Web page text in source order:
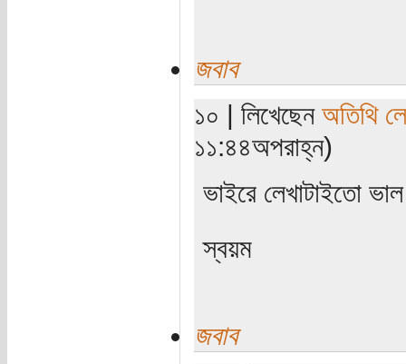
জবাব
১০ | লিখেছেন অতিথি
১১:৪৪অপরাহ্ন)
ভাইরে লেখাটাইতো
স্বয়ম
জবাব